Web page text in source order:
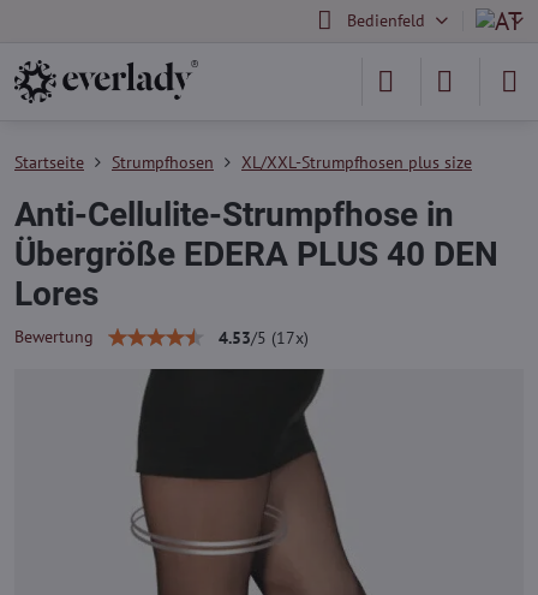
Bedienfeld
Startseite Strumpfhosen XL/XXL-Strumpfhosen plus size
Anti-Cellulite-Strumpfhose in
Übergröße EDERA PLUS 40 DEN
Lores
Bewertung 4.53/5 (17x)